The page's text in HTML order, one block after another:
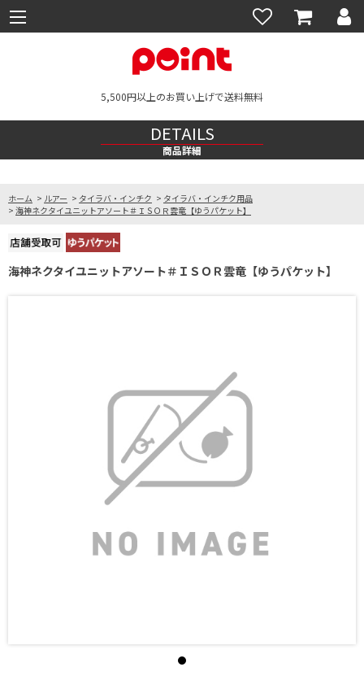
5,500円以上のお買い上げで送料無料
DETAILS
商品詳細
ホーム > ルアー > タイラバ・インチク > タイラバ・インチク用品
> 海神ネクタイユニットアソート＃ＩＳＯＲ雲竜【ゆうパケット】
海神ネクタイユニットアソート＃ＩＳＯＲ雲竜【ゆうパケット】